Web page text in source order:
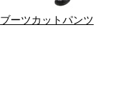
ブーツカットパンツ